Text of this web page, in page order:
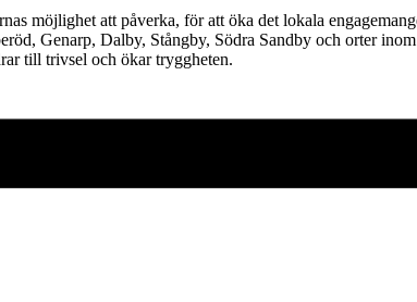
möjlighet att påverka, för att öka det lokala
Genarp, Dalby, Stångby, Södra Sandby och orter
till trivsel och ökar tryggheten.